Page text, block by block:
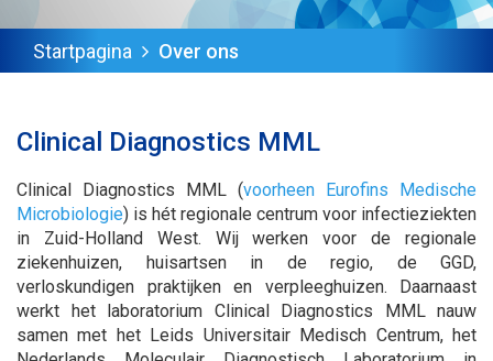
Startpagina Over ons
Clinical Diagnostics MML
Clinical Diagnostics MML (voorheen Eurofins Medische
Microbiologie) is hét regionale centrum voor infectieziekten
in Zuid-Holland West. Wij werken voor de regionale
ziekenhuizen, huisartsen in de regio, de GGD,
verloskundigen praktijken en verpleeghuizen. Daarnaast
werkt het laboratorium Clinical Diagnostics MML nauw
samen met het Leids Universitair Medisch Centrum, het